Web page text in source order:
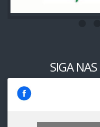
SIGA